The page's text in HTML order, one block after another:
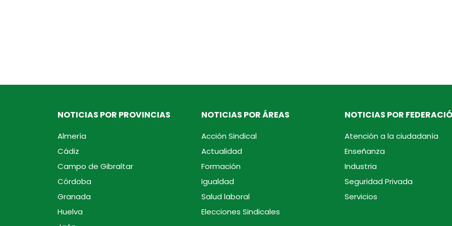
NOTICIAS POR PROVINCIAS
Almería
Cádiz
Campo de Gibraltar
Córdoba
Granada
Huelva
NOTICIAS POR ÁREAS
Acción Sindical
Actualidad
Formación
Igualdad
Salud laboral
Elecciones Sindicales
NOTICIAS POR
Atención a la ciudadanía
Enseñanza
Industria
Seguridad Privada
Servicios